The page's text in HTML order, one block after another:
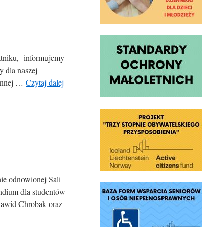
informujemy
dla naszej
… Czytaj dalej
odnowionej Sali
dla studentów
Chrobak oraz